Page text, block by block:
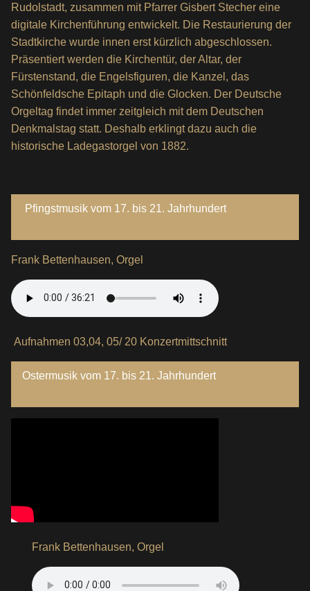
Rudolstadt, zusammen mit Pfarrer Gisbert Stecher eine
digitale Kirchenführung entwickelt. Die Restaurierung der
Stadtkirche wurde innen erst kürzlich abgeschlossen.
Präsentiert werden die Kirchentür, der Altar, der
Fürstenstand, die Engelsfiguren, die Kanzel, das
Schönfeldsche Epitaph und die Glocken. Der Deutsche
Orgeltag findet immer zeitgleich mit dem Deutschen
Denkmalstag statt. Deshalb erklingt dazu auch die
historische Ladegastorgel von 1882.
Pfingstmusik vom 17. bis 21. Jahrhundert
Frank Bettenhausen, Orgel
Aufnahmen 03,04, 05/ 20 Konzertmittschnitt
Ostermusik vom 17. bis 21. Jahrhundert
Frank Bettenhausen, Orgel